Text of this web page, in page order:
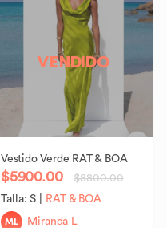
VENDIDO
Vestido Verde RAT & BOA
$5900.00
$8800.00
Talla:S RAT & BOA
ML Miranda L